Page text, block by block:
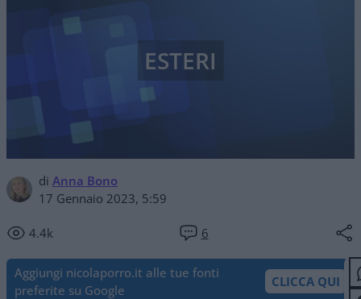
di Anna Bono
17 Gennaio 2023, 5:59
4.4k 6
ESTERI
Aggiungi nicolaporro.it alle tue fonti
preferite su Google
CLICCA QUI